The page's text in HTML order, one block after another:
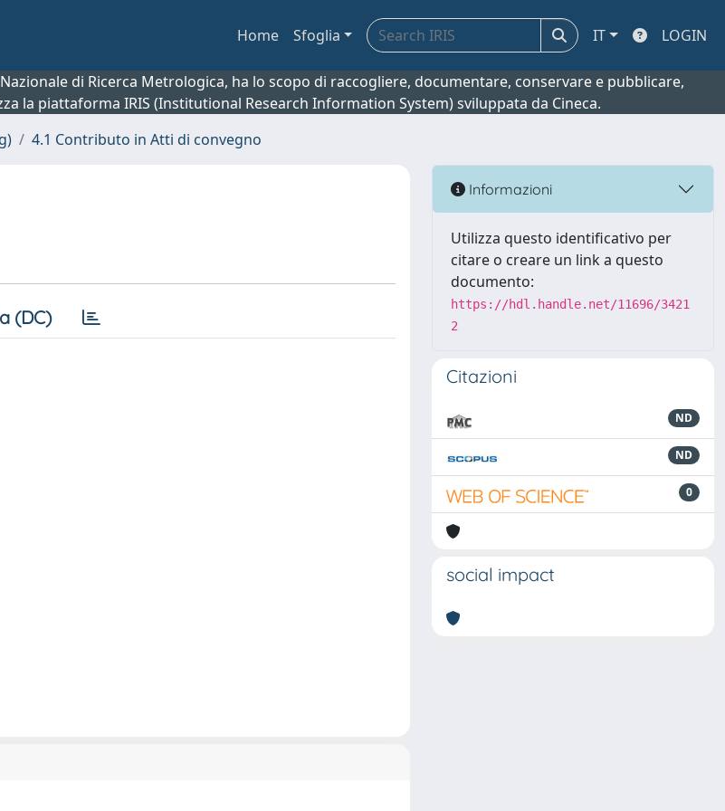
Home Sfoglia IT LOGIN
di Ricerca Metrologica, ha lo scopo di raccogliere, documentare, conservare e pubblicare,
la piattaforma IRIS (Institutional Research Information System) sviluppata da Cineca.
4.1 Contributo in Atti di convegno
(DC)
Informazioni
Utilizza questo identificativo per
citare o creare un link a questo
documento:
https://hdl.handle.net/11696/3421
2
Citazioni
ND
ND
0
social impact